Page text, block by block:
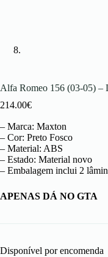
Alfa Romeo 156 (03-05) –
214.00€
– Marca: Maxton
– Cor: Preto Fosco
– Material: ABS
– Estado: Material novo
– Embalagem inclui 2
APENAS DÁ NO GTA
Disponível por encomenda